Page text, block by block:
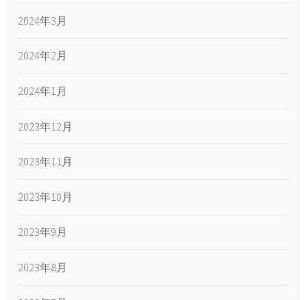
2024年3月
2024年2月
2024年1月
2023年12月
2023年11月
2023年10月
2023年9月
2023年8月